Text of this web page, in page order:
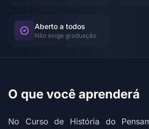
Aberto a todos
Não exige graduação
O que você aprenderá
No Curso de História do